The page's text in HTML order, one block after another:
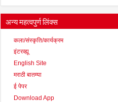
अन्य महत्वपुर्ण लिंक्स
कला/संस्कृति/कार्यक्रम
इंटरव्ह्यू
English Site
मराठी बातम्या
ई पेपर
Download App